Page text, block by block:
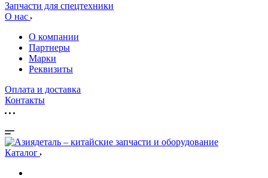
Запчасти для спецтехники
О нас
О компании
Партнеры
Марки
Реквизиты
Оплата и доставка
Контакты
Каталог